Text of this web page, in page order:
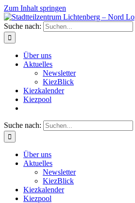
Zum Inhalt springen
Suche nach:
Über uns
Aktuelles
Newsletter
KiezBlick
Kiezkalender
Kiezpool
Suche nach:
Über uns
Aktuelles
Newsletter
KiezBlick
Kiezkalender
Kiezpool